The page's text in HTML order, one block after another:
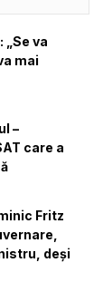
„Se va
mai
–
care a
Fritz
deși